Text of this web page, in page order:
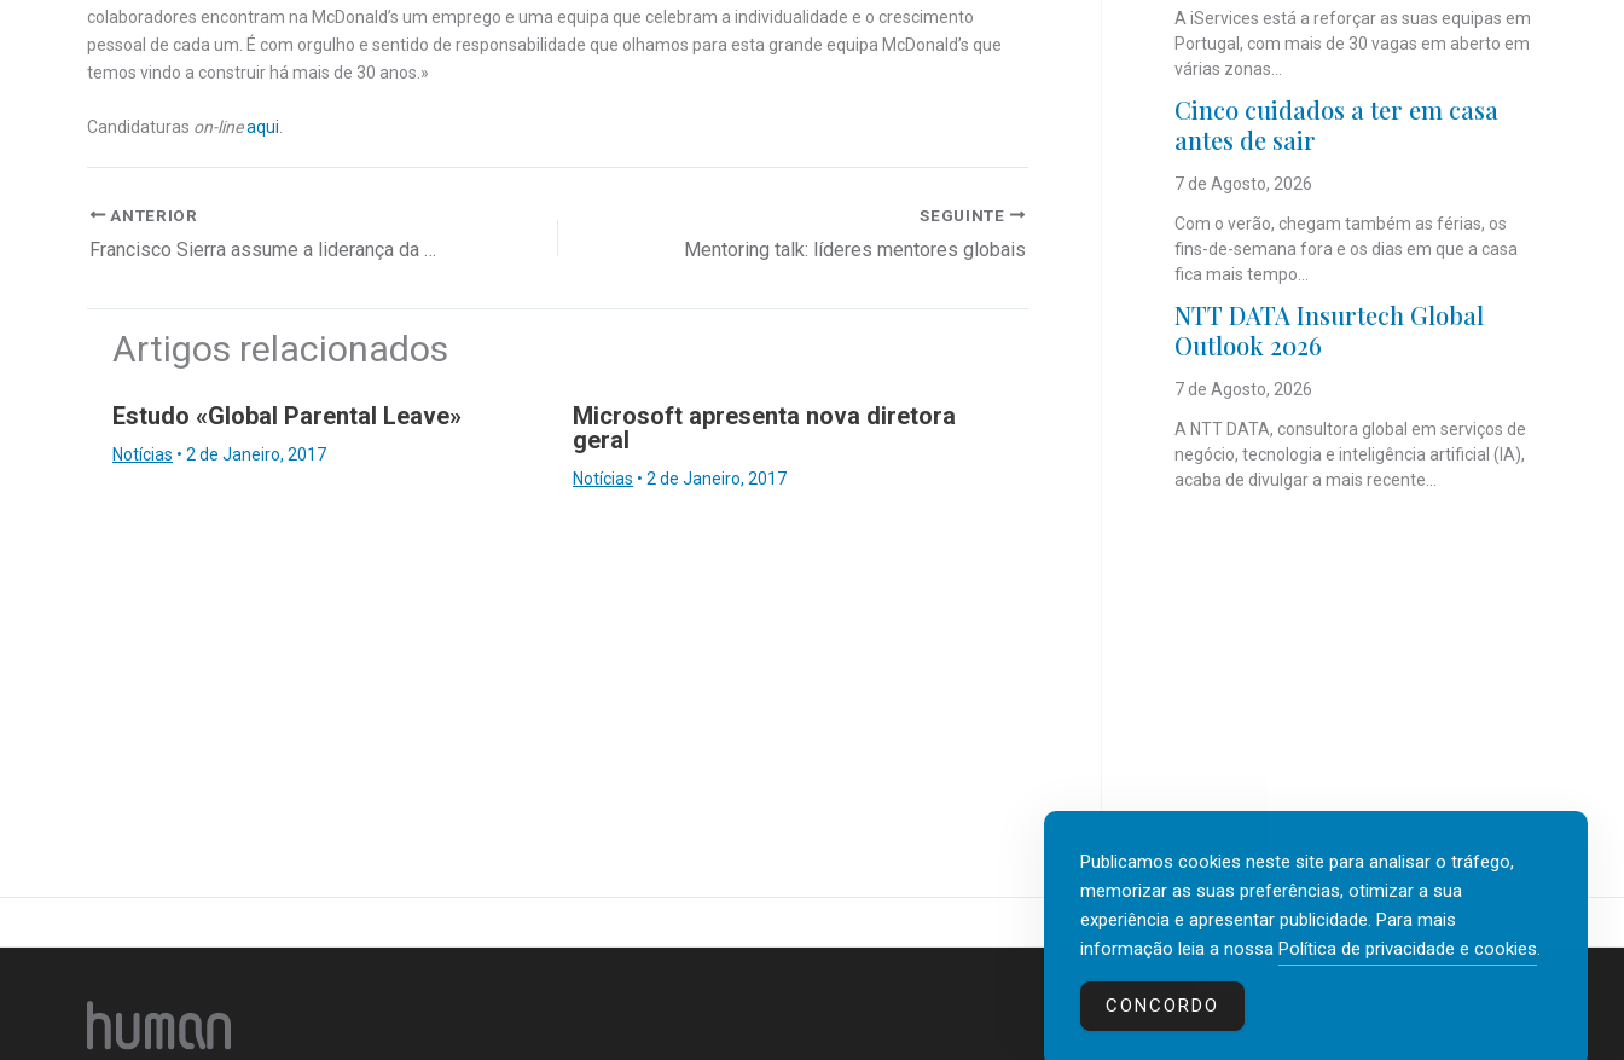
colaboradores encontram na McDonald’s um emprego e uma equipa que celebram a individualidade e o crescimento
pessoal de cada um. É com orgulho e sentido de responsabilidade que olhamos para esta grande equipa McDonald’s que
temos vindo a construir há mais de 30 anos.»
Candidaturas on-lineaqui.
ANTERIOR SEGUINTE
Mentoring talk: líderes mentores globais
Artigos relacionados
Estudo «Global Parental Leave»
Notícias • 2 de Janeiro, 2017
Microsoft apresenta nova diretora
geral
Notícias • 2 de Janeiro, 2017
A iServices está a reforçar as suas equipas em
Portugal, com mais de 30 vagas em aberto em
várias zonas...
Cinco cuidados a ter em casa
antes de sair
7 de Agosto, 2026
Com o verão, chegam também as férias, os
fins-de-semana fora e os dias em que a casa
fica mais tempo...
NTT DATA Insurtech Global
Outlook 2026
7 de Agosto, 2026
A NTT DATA, consultora global em serviços de
negócio, tecnologia e inteligência artificial (IA),
acaba de divulgar a mais recente...
Contactos
Publicamos cookies neste site para analisar o tráfego,
memorizar as suas preferências, otimizar a sua
experiência e apresentar publicidade. Para mais
informação leia a nossa Política de privacidade e cookies.
CONCORDO